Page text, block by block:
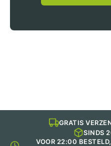
GRATIS
SINDS
VOOR 22:00